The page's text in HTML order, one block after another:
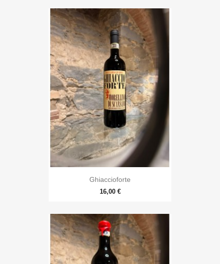
Ghiaccioforte
16,00 €